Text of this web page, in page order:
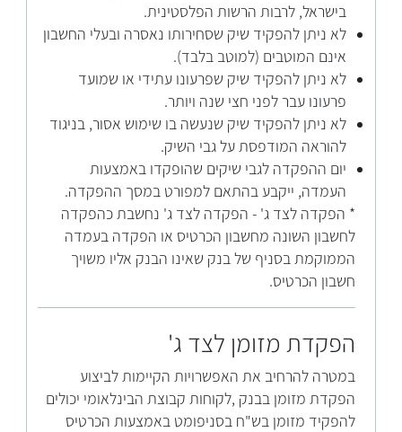
בישראל, לרבות הרשות הפלסטינית.
לא ניתן להפקיד שיק שסחירותו נאסרה ובעלי החשבון
אינם המוטבים (למוטב בלבד).
לא ניתן להפקיד שיק שפרעונו עתידי או שמועד
פרעונו עבר לפני חצי שנה ויותר.
לא ניתן להפקיד שיק שנעשה בו שימוש אסור, בניגוד
להוראה המודפסת על גבי השיק.
יום ההפקדה לגבי שיקים שהופקדו באמצעות
העמדה, ייקבע בהתאם למפורט במסך ההפקדה.
* הפקדה לצד ג' - הפקדה לצד ג' נחשבת כהפקדה
לחשבון השונה מחשבון הכרטיס או הפקדה בעמדה
הממוקמת בסניף של בנק שאינו הבנק אליו משויך
חשבון הכרטיס.
הפקדת מזומן לצד ג'
במטרה להרחיב את האפשרויות הקיימות לביצוע
הפקדת מזומן בבנק ,לקוחות קבוצת הבינלאומי יכולים
להפקיד מזומן בש"ח בסניפומט באמצעות הכרטיס